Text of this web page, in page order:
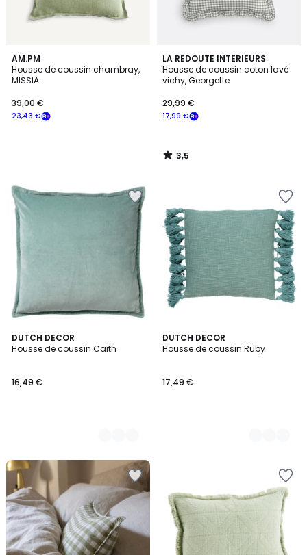
AM.PM
Housse de coussin chambray,
MISSIA
23,43 €
39,00 €
LA REDOUTE INTERIEURS
Housse de coussin coton lavé
vichy, Georgette
17,99 €
29,99 €
3,5
/ 5
3,5
/
DUTCH DECOR
Housse de coussin Caith
16,49 €
6
Couleurs
DUTCH DECOR
Housse de coussin Ruby
17,49 €
13
Couleurs